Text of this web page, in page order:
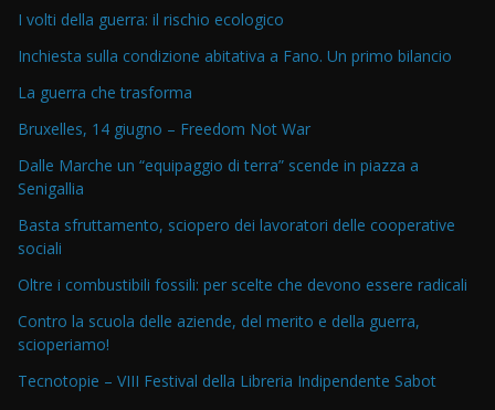
I volti della guerra: il rischio ecologico
Inchiesta sulla condizione abitativa a Fano. Un primo bilancio
La guerra che trasforma
Bruxelles, 14 giugno – Freedom Not War
Dalle Marche un “equipaggio di terra” scende in piazza a
Senigallia
Basta sfruttamento, sciopero dei lavoratori delle cooperative
sociali
Oltre i combustibili fossili: per scelte che devono essere radicali
Contro la scuola delle aziende, del merito e della guerra,
scioperiamo!
Tecnotopie – VIII Festival della Libreria Indipendente Sabot